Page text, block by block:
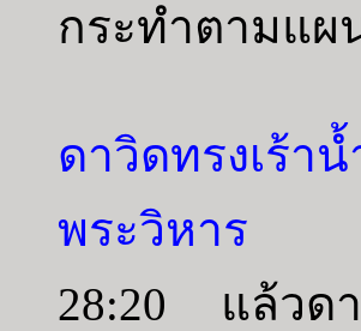
กระทำตามแผ
ดาวิดทรงเร้า
พระวิหาร
28:20 แล้วด